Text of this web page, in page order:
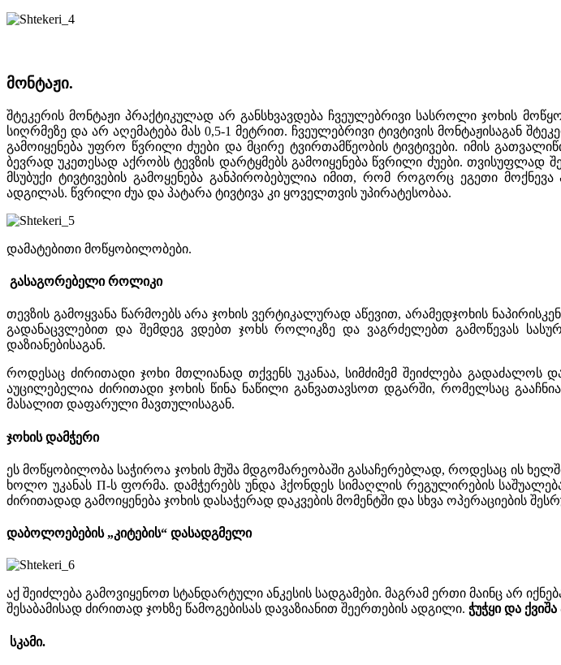
მონტაჟი.
შტეკერის მონტაჟი პრაქტიკულად არ განსხვავდება ჩვეულებრივი სასროლი ჯოხის
სიღრმეზე და არ აღემატება მას 0,5-1 მეტრით. ჩვეულებრივი ტივტივის მონტაჟისაგან
გამოიყენება უფრო წვრილი ძუები და მცირე ტვირთამწეობის ტივტივები. იმის
ბევრად უკეთესად აქრობს ტევზის დარტყმებს გამოიყენება წვრილი ძუები. თვისუფლად
მსუბუქი ტივტივების გამოყენება განპირობებულია იმით, რომ როგორც ეგეთი
ადგილას. წვრილი ძუა და პატარა ტივტივა კი ყოველთვის უპირატესობაა.
დამატებითი მოწყობილობები.
გასაგორებელი როლიკი
თევზის გამოყვანა წარმოებს არა ჯოხის ვერტიკალურად აწევით, არამედჯოხის
გადანაცვლებით და შემდეგ ვდებთ ჯოხს როლიკზე და ვაგრძელებთ გამოწევას
დაზიანებისაგან.
როდესაც ძირითადი ჯოხი მთლიანად თქვენს უკანაა, სიმძიმემ შეიძლება
აუცილებელია ძირითადი ჯოხის წინა ნაწილი განვათავსოთ დგარში, რომელსაც
მასალით დაფარული მავთულისაგან.
ჯოხის დამჭერი
ეს მოწყობილობა საჭიროა ჯოხის მუშა მდგომარეობაში გასაჩერებლად, როდესაც ის
ხოლო უკანას П-ს ფორმა. დამჭერებს უნდა ჰქონდეს სიმაღლის რეგულირების
ძირითადად გამოიყენება ჯოხის დასაჭერად დაკვების მომენტში და სხვა ოპერაციების
დაბოლოებების „კიტების“ დასადგმელი
აქ შეიძლება გამოვიყენოთ სტანდარტული ანკესის სადგამები. მაგრამ ერთი მაინც არ
შესაბამისად ძირითად ჯოხზე წამოგებისას დავაზიანით შეერთების ადგილი. ჭუჭყი და
სკამი.